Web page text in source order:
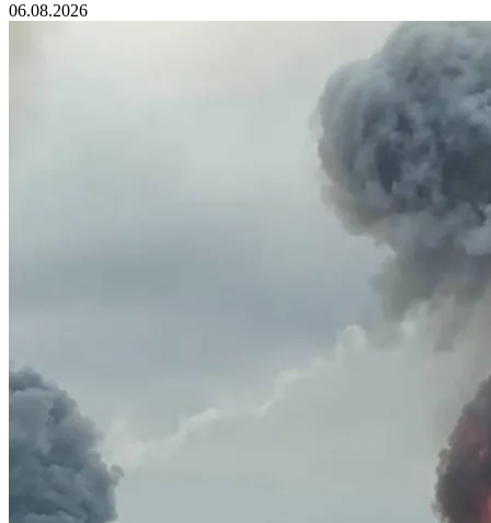
06.08.2026